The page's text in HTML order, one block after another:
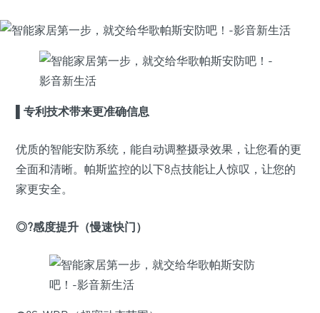
专利技术带来更准确信息
优质的智能安防系统，能自动调整摄录效果，让您看的更
全面和清晰。帕斯监控的以下8点技能让人惊叹，让您的
家更安全。
◎?感度提升（慢速快门）